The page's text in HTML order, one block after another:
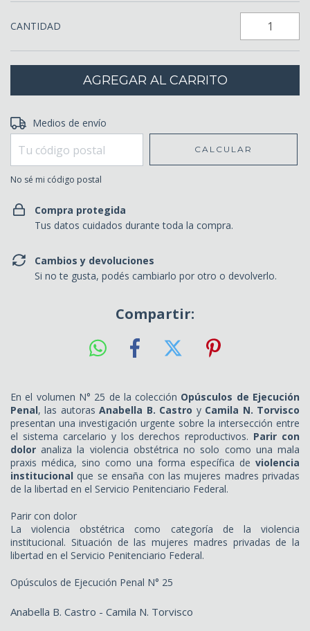
CANTIDAD
Entregas para el CP:
Medios de envío
CALCULAR
No sé mi código postal
Compra protegida
Tus datos cuidados durante toda la compra.
Cambios y devoluciones
Si no te gusta, podés cambiarlo por otro o devolverlo.
Compartir:
En el volumen N° 25 de la colección Opúsculos de Ejecución
Penal, las autorasAnabella B. Castro y Camila N. Torvisco
presentan una investigación urgente sobre la intersección entre
el sistema carcelario y los derechos reproductivos. Parir con
dolor analiza la violencia obstétrica no solo como una mala
praxis médica, sino como una forma específica de violencia
institucional que se ensaña con las mujeres madres privadas
de la libertad en el Servicio Penitenciario Federal.
Parir con dolor
La violencia obstétrica como categoría de la violencia
institucional. Situación de las mujeres madres privadas de la
libertad en el Servicio Penitenciario Federal.
Opúsculos de Ejecución Penal N° 25
Anabella B. Castro - Camila N. Torvisco